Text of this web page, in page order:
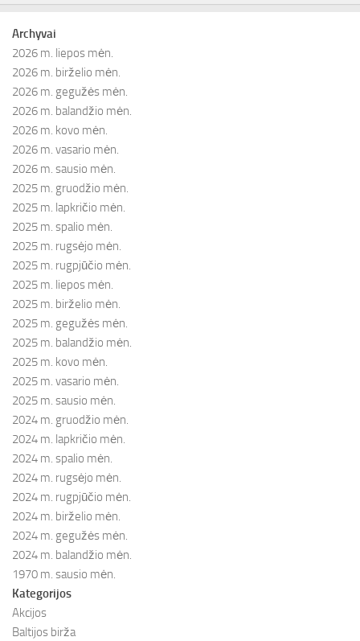
Archyvai
2026 m. liepos mėn.
2026 m. birželio mėn.
2026 m. gegužės mėn.
2026 m. balandžio mėn.
2026 m. kovo mėn.
2026 m. vasario mėn.
2026 m. sausio mėn.
2025 m. gruodžio mėn.
2025 m. lapkričio mėn.
2025 m. spalio mėn.
2025 m. rugsėjo mėn.
2025 m. rugpjūčio mėn.
2025 m. liepos mėn.
2025 m. birželio mėn.
2025 m. gegužės mėn.
2025 m. balandžio mėn.
2025 m. kovo mėn.
2025 m. vasario mėn.
2025 m. sausio mėn.
2024 m. gruodžio mėn.
2024 m. lapkričio mėn.
2024 m. spalio mėn.
2024 m. rugsėjo mėn.
2024 m. rugpjūčio mėn.
2024 m. birželio mėn.
2024 m. gegužės mėn.
2024 m. balandžio mėn.
1970 m. sausio mėn.
Kategorijos
Akcijos
Baltijos birža